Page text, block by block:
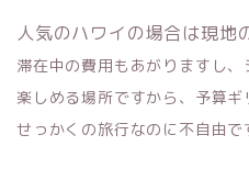
人気のハワイの場合は現地
滞在中の費用もあがりますし、
楽しめる場所ですから、予算ギ
せっかくの旅行なのに不自由で